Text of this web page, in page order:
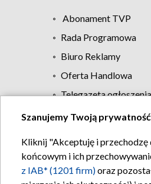
Abonament TVP
Rada Programowa
Biuro Reklamy
Oferta Handlowa
Telegazeta ogłoszenia
Szanujemy Twoją prywatność
Kliknij "Akceptuję i przechodzę
końcowym i ich
z IAB* (1201 firm)oraz